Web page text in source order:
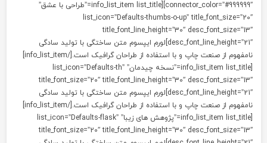
connector_color=”#999999″][info_list_item list_title=”طراحی با عشق”
list_icon=”Defaults-thumbs-o-up”
title_font_line_height=”30″
desc_font_line_height=”21″]لورم ایپسوم متن ساختگی با تولید سادگی
نامفهوم از صنعت چاپ و با استفاده از طراحان گرافیک است.[/info_list_item]
[info_list_item list_title=”نسخه چیدمان” list_icon=”Defaults-th”
title_font_size=”20″ title_font_line_height=”30″
desc_font_line_height=”21″]لورم ایپسوم متن ساختگی با تولید سادگی
نامفهوم از صنعت چاپ و با استفاده از طراحان گرافیک است.[/info_list_item]
[info_list_item list_title=”پژوهش های زیبا” list_icon=”Defaults-flask”
title_font_size=”20″ title_font_line_height=”30″